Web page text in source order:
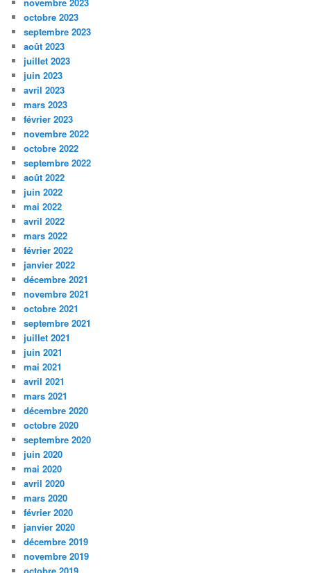
novembre 2023
octobre 2023
septembre 2023
août 2023
juillet 2023
juin 2023
avril 2023
mars 2023
février 2023
novembre 2022
octobre 2022
septembre 2022
août 2022
juin 2022
mai 2022
avril 2022
mars 2022
février 2022
janvier 2022
décembre 2021
novembre 2021
octobre 2021
septembre 2021
juillet 2021
juin 2021
mai 2021
avril 2021
mars 2021
décembre 2020
octobre 2020
septembre 2020
juin 2020
mai 2020
avril 2020
mars 2020
février 2020
janvier 2020
décembre 2019
novembre 2019